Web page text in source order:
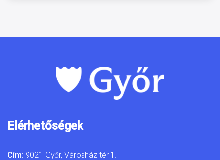
Elérhetőségek
Cím: 9021 Győr, Városház tér 1.